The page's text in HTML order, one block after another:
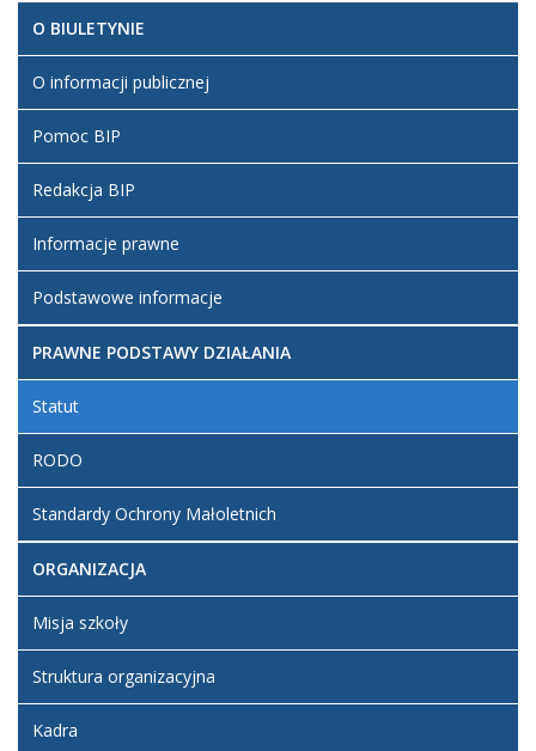
O BIULETYNIE
O informacji publicznej
Pomoc BIP
Redakcja BIP
Informacje prawne
Podstawowe informacje
PRAWNE PODSTAWY DZIAŁANIA
Statut
RODO
Standardy Ochrony Małoletnich
ORGANIZACJA
Misja szkoły
Struktura organizacyjna
Kadra